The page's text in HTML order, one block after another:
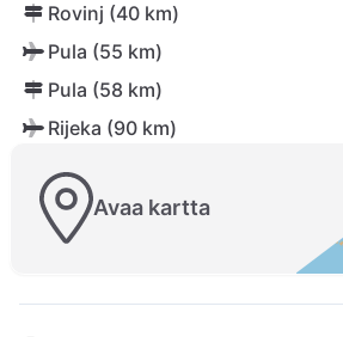
Rovinj (40 km)
Pula (55 km)
Pula (58 km)
Rijeka (90 km)
Avaa kartta